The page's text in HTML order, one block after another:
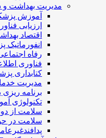
مدیریت بهداشت و
آموزش
ارزیابی
اقتصاد
انفورماتیک
رفاه
فناوری
کتابداری
مديريت
برنامه ریزی
تکنولوژی
سلامت از
سلامت در